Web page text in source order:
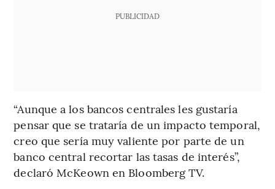
PUBLICIDAD
“Aunque a los bancos centrales les gustaría
pensar que se trataría de un impacto temporal,
creo que sería muy valiente por parte de un
banco central recortar las tasas de interés”,
declaró McKeown en Bloomberg TV.